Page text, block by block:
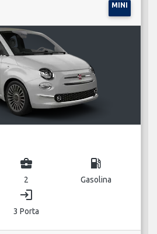
MINI
business_center
2
local_gas_station
Gasolina
login
3 Porta